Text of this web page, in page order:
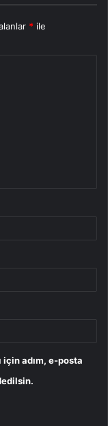
* ile
için adım, e-posta